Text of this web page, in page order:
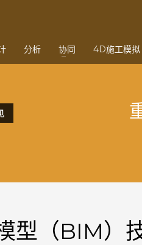
分析 协同 4D施工模拟
型（BIM）